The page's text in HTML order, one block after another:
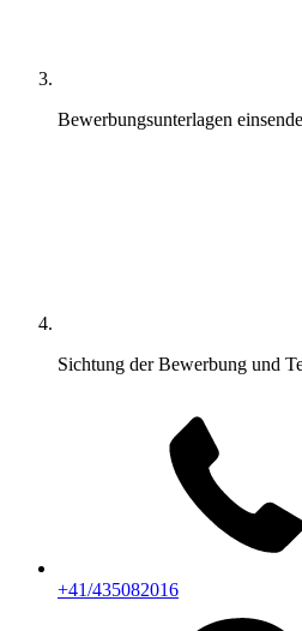
Bewerbungsunterlagen
Sichtung der Bewerbung und
+41/435082016